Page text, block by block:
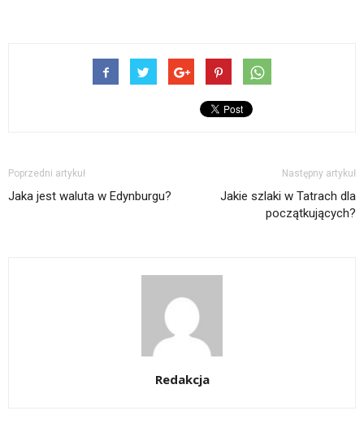
Poprzedni artykuł
Jaka jest waluta w Edynburgu?
Następny artykuł
Jakie szlaki w Tatrach dla
początkujących?
Redakcja